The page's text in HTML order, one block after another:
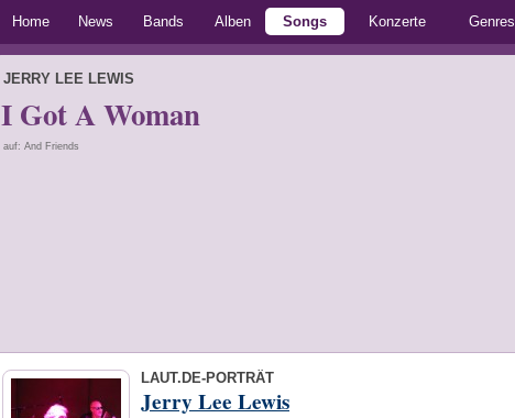
Home News Bands Alben Songs Konzerte Genres
JERRY LEE LEWIS
I Got A Woman
auf: And Friends
LAUT.DE-PORTRÄT
Jerry Lee Lewis